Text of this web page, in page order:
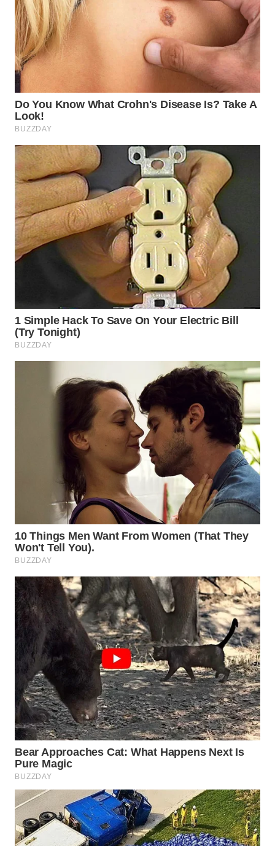
WN
PRIANGAN
TIMUR
WN
SOLO
WN
BOROBUDUR
WN
MADURA
NATUNA
WN
BINTAN
WN
LABUANBAJO
WN
BORNEO
Wahana
Media
Group
WAHANA
NEWS
WAHANA
TANI
WAHANA
ADVOKAT
WAHANA
INFRASTRUKTUR
WAHANA
KONSUMEN